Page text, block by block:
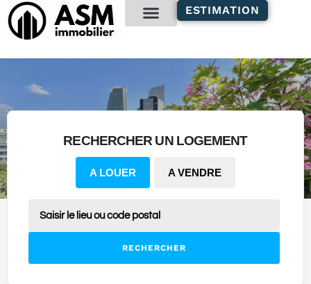
principal
ESTIMATION
RECHERCHER UN LOGEMENT
A LOUER A VENDRE
RECHERCHER